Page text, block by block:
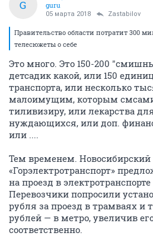
G
guru
05 марта 2018 Zastabilov
Правительство области потратит 300
телесюжеты о себе
Это много. Это 150-200
детсадик какой, или 150
транспорта, или несколько
малоимущим, которым
тиливизиру, или лекарства
нуждающихся, или доп.
или ....
Тем временем.
«Горэлектротранспорт»
на проезд в электротранспорте
Перевозчики попросили
рубля за проезд в трамваях и
рублей — в метро, увеличив
соответственно.